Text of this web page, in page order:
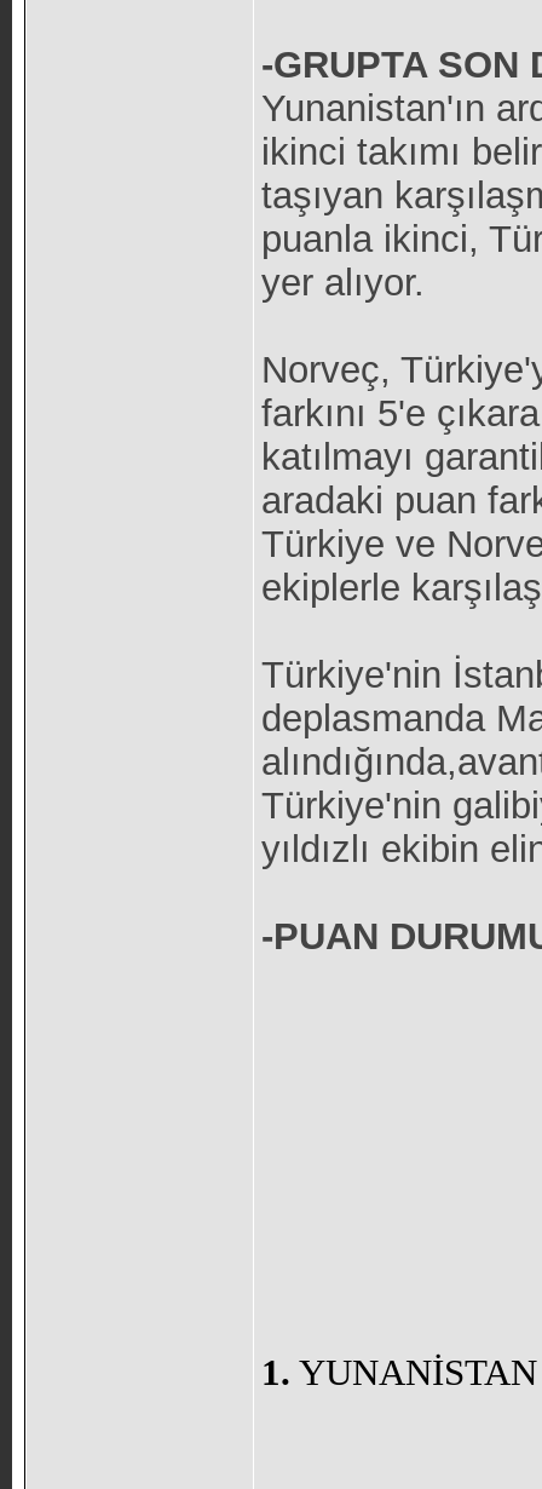
-GRUPTA SON
Yunanistan'ın
ikinci takımı
taşıyan
puanla ikinci,
yer alıyor.
Norveç,
farkını 5'e
katılmayı
aradaki puan
Türkiye ve
ekiplerle
Türkiye'nin
deplasmanda
Türkiye'nin
yıldızlı ekibin
-PUAN
1. YUNANİSTAN